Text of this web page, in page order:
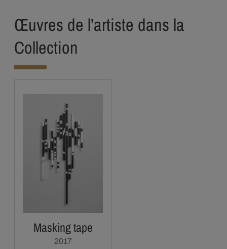
Œuvres de l’artiste dans la
Collection
Masking tape
2017